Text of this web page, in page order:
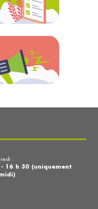
:
16 h 30 (uniquement